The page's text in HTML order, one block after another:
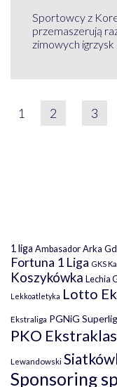
Sportowcy z
przemaszerują
zimowych igrzysk
1 2 3
1 liga Ambasador Arka
Fortuna 1 Liga GKS
Koszykówka Lechia
Lekkoatletyka Lotto
Ekstraliga PGNiG
PKO
Lewandowski
Sponsoring